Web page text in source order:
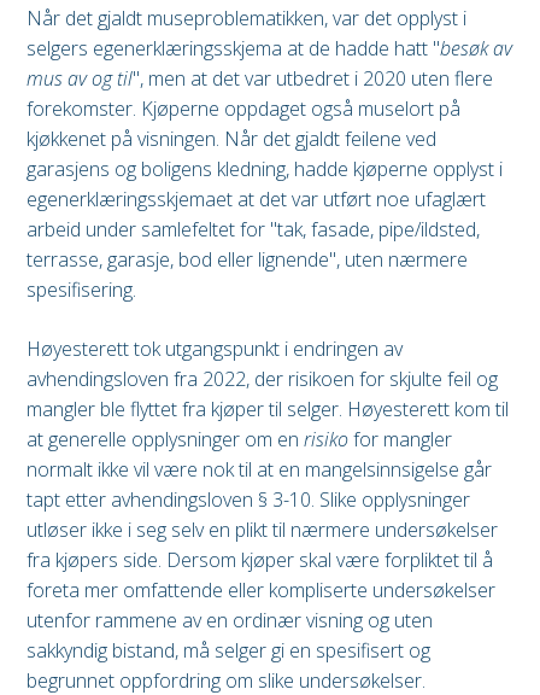
Når det gjaldt museproblematikken, var det opplyst i
selgers egenerklæringsskjema at de hadde hatt "besøk av
mus av og til", men at det var utbedret i 2020 uten flere
forekomster. Kjøperne oppdaget også muselort på
kjøkkenet på visningen. Når det gjaldt feilene ved
garasjens og boligens kledning, hadde kjøperne opplyst i
egenerklæringsskjemaet at det var utført noe ufaglært
arbeid under samlefeltet for "tak, fasade, pipe/ildsted,
terrasse, garasje, bod eller lignende", uten nærmere
spesifisering.
Høyesterett tok utgangspunkt i endringen av
avhendingsloven fra 2022, der risikoen for skjulte feil og
mangler ble flyttet fra kjøper til selger. Høyesterett kom til
at generelle opplysninger om en risikofor mangler
normalt ikke vil være nok til at en mangelsinnsigelse går
tapt etter avhendingsloven § 3-10. Slike opplysninger
utløser ikke i seg selv en plikt til nærmere undersøkelser
fra kjøpers side. Dersom kjøper skal være forpliktet til å
foreta mer omfattende eller kompliserte undersøkelser
utenfor rammene av en ordinær visning og uten
sakkyndig bistand, må selger gi en spesifisert og
begrunnet oppfordring om slike undersøkelser.